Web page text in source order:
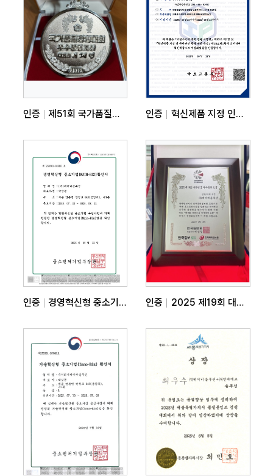
인증 제51회 국가품질혁신 경진대회 은상 인증 혁신제품 지정 인증서
인증 경영혁신형 중소기업(Main-Biz) 확인서 인증 2025 제19회 대한민국 우수특허대상